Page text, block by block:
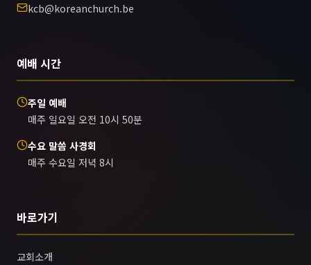
kcb@koreanchurch.be
예배 시간
주일 예배
매주 일요일 오전 10시 50분
수요 말씀 사경회
매주 수요일 저녁 8시
바로가기
교회소개